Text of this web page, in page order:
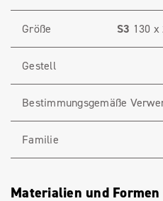
Größe S3 130
Gestell
Bestimmungsgemäße
Familie
Materialien und Formen